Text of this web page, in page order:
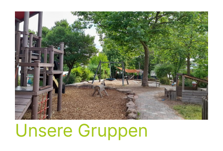
Unsere Gruppen